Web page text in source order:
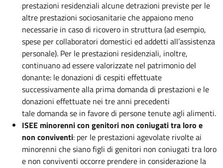
prestazioni residenziali alcune detrazioni previste per le
altre prestazioni sociosanitarie che appaiono meno
necessarie in caso di ricovero in struttura (ad esempio,
spese per collaboratori domestici ed addetti all’assistenza
personale). Per le prestazioni residenziali, inoltre,
continuano ad essere valorizzate nel patrimonio del
donante: le donazioni di cespiti effettuate
successivamente alla prima domanda di prestazioni e le
donazioni effettuate nei tre anni precedenti
tale domanda se in favore di persone tenute agli alimenti.
ISEE minorenni con genitori non coniugati tra loro e
non conviventi: per le prestazioni agevolate rivolte ai
minorenni che siano figli di genitori non coniugati tra loro
e non conviventi occorre prendere in considerazione la